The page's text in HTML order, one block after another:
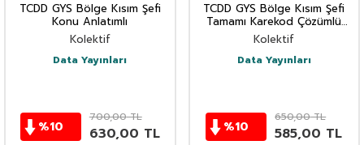
TCDD GYS Bölge Kısım Şefi
Konu Anlatımlı
Kolektif
Data Yayınları
%10
700,00TL
630,00 TL
TCDD GYS Bölge Kısım Şefi
Tamamı Karekod Çözümlü
Soru Bankası
Kolektif
Data Yayınları
%10
650,00TL
585,00 TL